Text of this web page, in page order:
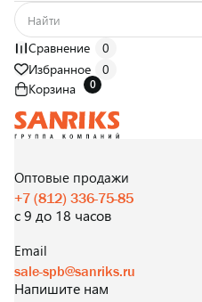
Сравнение
0
Избранное
0
Корзина
0
И В РОЗНИЦУ
Оптовые продажи
+7 (812) 336-75-85
с 9 до 18 часов
Email
sale-spb@sanriks.ru
Напишите нам